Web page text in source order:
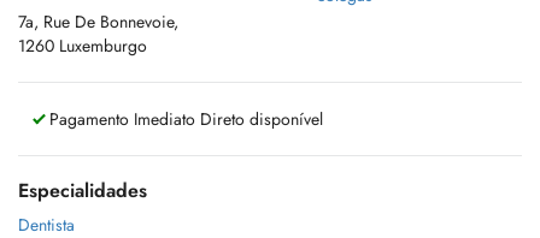
7a, Rue De Bonnevoie,
1260 Luxemburgo
Pagamento Imediato Direto disponível
Especialidades
Dentista